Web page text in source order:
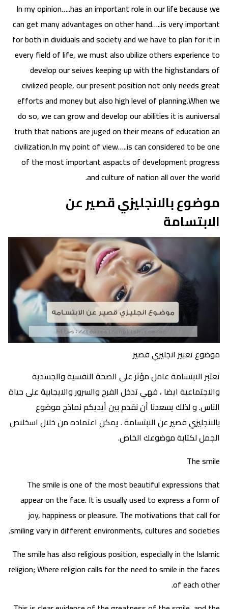
In my opinion…..has an important role in our life because we
can get many advantages on other hand…..is very important
for both in dividuals and society and we have to plan for it in
every field of life, we must also ubilize others experience to
develop our seives keeping up with the highstandars of
civilized people, our present position not only needs great
efforts and money but also high level of planning.When we
do so, we can grow and develop our abilities it is auniversal
truth that nations are juged on their means of education an
civilization.In my point of view…..is can considered to be one
of the most important aspacts of development progress
and culture of nation all over the world.
موضوع بالانجليزي قصير عن
الابتسامة
موضوع تعبير انجليزي قصير
تعتبر الابتسامة عامل مؤثر على الصحة النفسية والجسدية
والاجتماعية ايضا ، فهي تدخل الفرح والسرور والايجابية على حياة
الناس. و لذلك يسعدنا أن نقدم بين أيديكم نماذج موضوع
بالانجليزي قصير عن الابتسامة . يمكن اعتماده من خلال اسخلاص
الجمل لكتابة موضوعك الخاص.
The smile
The smile is one of the most beautiful expressions that
appear on the face. It is usually used to express a form of
joy, happiness or pleasure. The motivations that call for
smiling vary in different environments, cultures and societies.
The smile has also religious position, especially in the Islamic
religion; Where religion calls for the need to smile in the faces
of each other.